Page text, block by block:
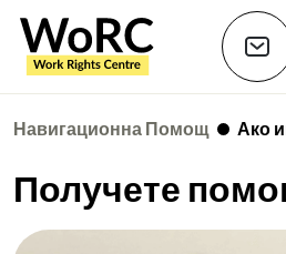
Навигационна Помощ Ако
Получете